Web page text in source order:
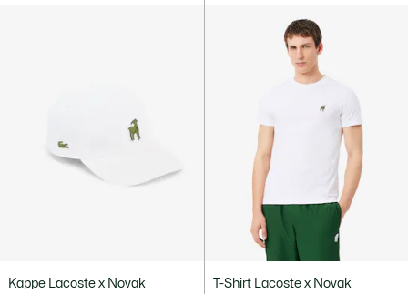
Kappe Lacoste x Novak
T-Shirt Lacoste x Novak